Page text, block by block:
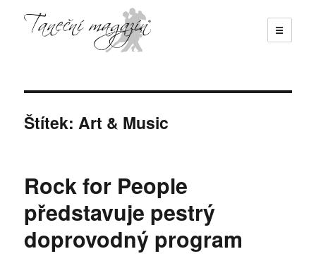
☰
Štítek:Art & Music
Rock for People
představuje pestrý
doprovodný program